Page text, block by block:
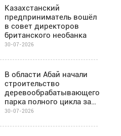
Казахстанский
предприниматель вошёл
в совет директоров
британского необанка
30-07-2026
В области Абай начали
строительство
деревообрабатывающего
парка полного цикла за
$67 млн
30-07-2026